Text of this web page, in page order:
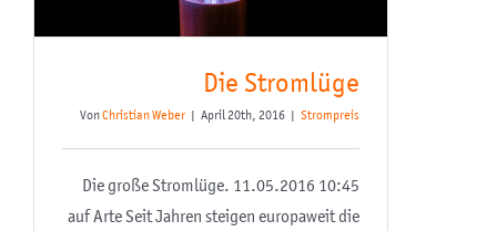
Die Stromlüge
VonChristian Weber April 20th, 2016 Strompreis
Die große Stromlüge. 11.05.2016 10:45
auf Arte Seit Jahren steigen europaweit die